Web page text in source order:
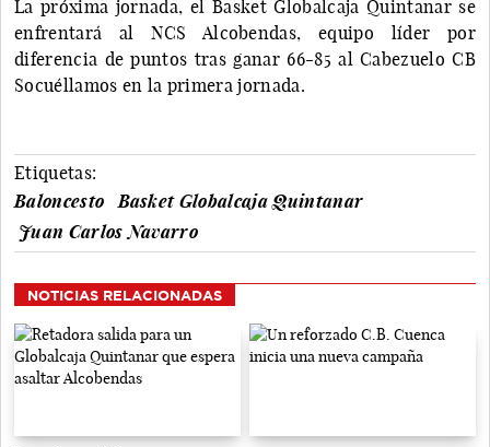
La próxima jornada, el Basket Globalcaja Quintanar se
enfrentará al NCS Alcobendas, equipo líder por
diferencia de puntos tras ganar 66-85 al Cabezuelo CB
Socuéllamos en la primera jornada.
Etiquetas:
Baloncesto
Basket Globalcaja Quintanar
Juan Carlos Navarro
NOTICIAS RELACIONADAS